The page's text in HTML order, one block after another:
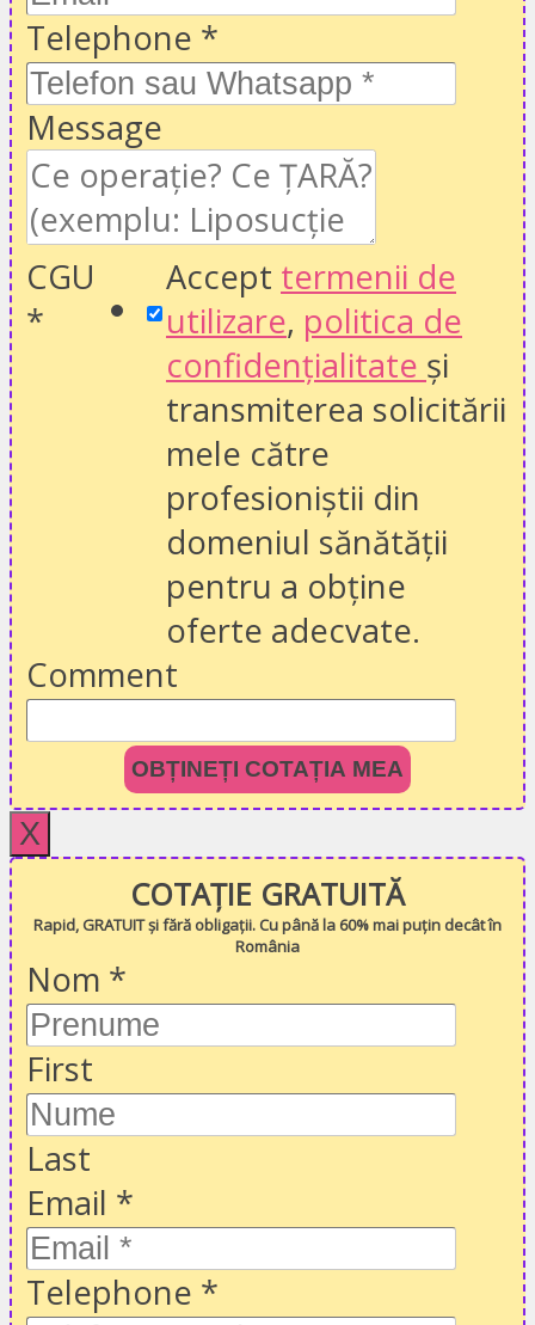
Telephone *
Message
CGU
*
Accept termenii de
utilizare, politica de
confidențialitate și
transmiterea solicitării
mele către
profesioniștii din
domeniul sănătății
pentru a obține
oferte adecvate.
Comment
OBȚINEȚI COTAȚIA MEA
X
COTAȚIE GRATUITĂ
Rapid, GRATUIT și fără obligații. Cu până la 60% mai puțin decât în
România
Nom *
First
Last
Email *
Telephone *